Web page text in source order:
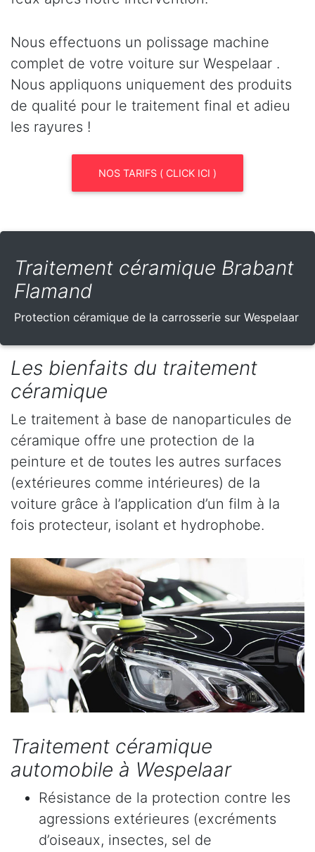
Nous effectuons un polissage machine
complet de votre voiture sur Wespelaar .
Nous appliquons uniquement des produits
de qualité pour le traitement final et adieu
les rayures !
NOS TARIFS ( CLICK ICI )
Traitement céramique Brabant
Flamand
Protection céramique de la carrosserie sur Wespelaar
Les bienfaits du traitement
céramique
Le traitement à base de nanoparticules de
céramique offre une protection de la
peinture et de toutes les autres surfaces
(extérieures comme intérieures) de la
voiture grâce à l’application d’un film à la
fois protecteur, isolant et hydrophobe.
Traitement céramique
automobile à Wespelaar
Résistance de la protection contre les
agressions extérieures (excréments
d’oiseaux, insectes, sel de